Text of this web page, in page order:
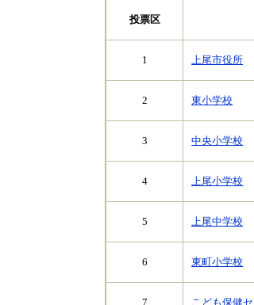
投票区
1 上尾市役所
2 東小学校
3 中央小学校
4 上尾小学校
5 上尾中学校
6 東町小学校
7 こども保健